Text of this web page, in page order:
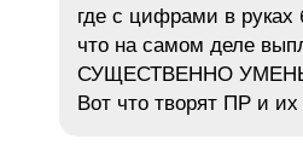
где с цифрами в руках
что на самом деле
СУЩЕСТВЕННО
Вот что творят ПР и